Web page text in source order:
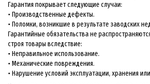
Гарантия покрывает следующие случаи:
• Производственные дефекты.
• Поломки, возникшие в результате заводских
Гарантийные обязательства не
строя товары вследствие:
• Неправильное использование.
• Механические повреждения.
• Нарушение условий эксплуатации, хранения